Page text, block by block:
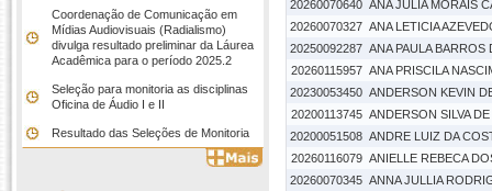
Coordenação de Comunicação em
Mídias Audiovisuais (Radialismo)
divulga resultado preliminar da Láurea
Acadêmica para o período 2025.2
Seleção para monitoria as disciplinas
Oficina de Áudio I e II
Resultado das Seleções de Monitoria
20260070640 ANA JULIA MORAIS
20260070327 ANA LETICIA
20250092287 ANA PAULA BARROS
20260115957 ANA PRISCILA
20230053450 ANDERSON KEVIN
20200113745 ANDERSON SILVA
20200051508 ANDRE LUIZ DA
20260116079 ANIELLE REBECA
20260070345 ANNA JULLIA